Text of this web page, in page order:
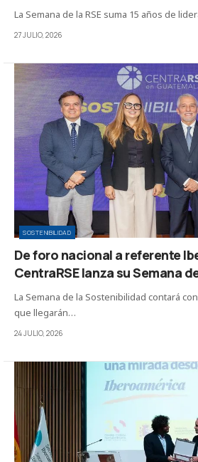
La Semana de la RSE suma 15 años de
27 JULIO, 2026
SOSTENIBILIDAD
De foro nacional a referente
CentraRSE lanza su Semana
La Semana de la Sostenibilidad contará
que llegarán…
24 JULIO, 2026